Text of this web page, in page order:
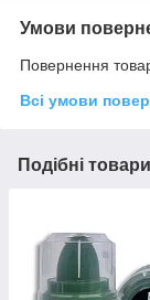
Умови
Повернення
Всі умови
Подібні